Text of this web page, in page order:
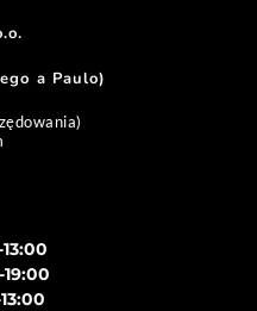
a Paulo)
19:00